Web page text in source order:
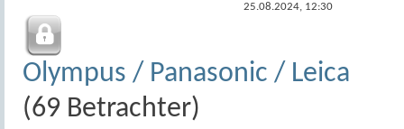
25.08.2024, 12:30
Olympus / Panasonic / Leica
(69 Betrachter)